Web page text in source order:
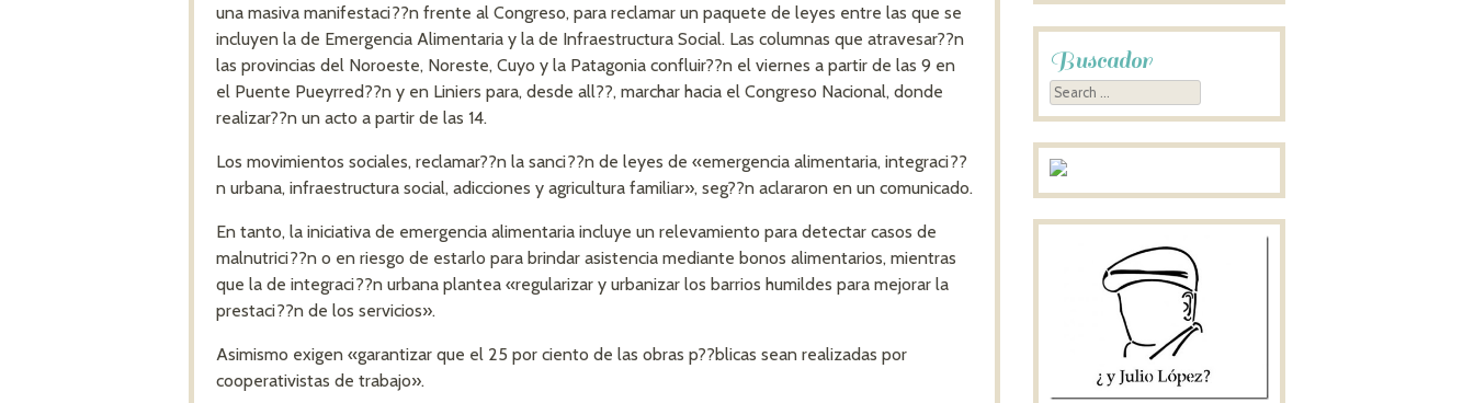
una masiva manifestaci??n frente al Congreso, para reclamar un paquete de leyes entre las que se
incluyen la de Emergencia Alimentaria y la de Infraestructura Social. Las columnas que atravesar??n
las provincias del Noroeste, Noreste, Cuyo y la Patagonia confluir??n el viernes a partir de las 9 en
el Puente Pueyrred??n y en Liniers para, desde all??, marchar hacia el Congreso Nacional, donde
realizar??n un acto a partir de las 14.
Los movimientos sociales, reclamar??n la sanci??n de leyes de «emergencia alimentaria, integraci??
n urbana, infraestructura social, adicciones y agricultura familiar», seg??n aclararon en un comunicado.
En tanto, la iniciativa de emergencia alimentaria incluye un relevamiento para detectar casos de
malnutrici??n o en riesgo de estarlo para brindar asistencia mediante bonos alimentarios, mientras
que la de integraci??n urbana plantea «regularizar y urbanizar los barrios humildes para mejorar la
prestaci??n de los servicios».
Asimismo exigen «garantizar que el 25 por ciento de las obras p??blicas sean realizadas por
cooperativistas de trabajo».
Buscador
Search